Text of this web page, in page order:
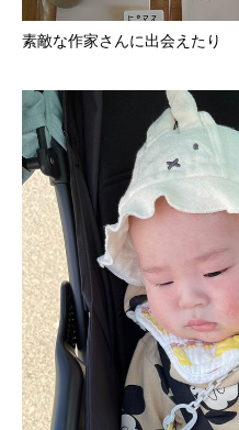
素敵な作家さんに出会えたり